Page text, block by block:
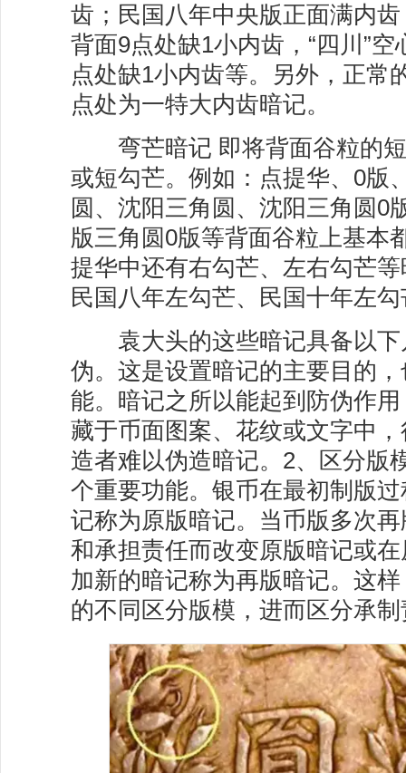
齿；民国八年中央版正面满内
背面9点处缺1小内齿，“四川”
点处缺1小内齿等。另外，正常
点处为一特大内齿暗记。
弯芒暗记 即将背面谷粒的
或短勾芒。例如：点提华、0版
圆、沈阳三角圆、沈阳三角圆0
版三角圆0版等背面谷粒上基本
提华中还有右勾芒、左右勾芒
民国八年左勾芒、民国十年左
袁大头的这些暗记具备以下
伪。这是设置暗记的主要目的
能。暗记之所以能起到防伪作
藏于币面图案、花纹或文字中
造者难以伪造暗记。2、区分版
个重要功能。银币在最初制版
记称为原版暗记。当币版多次
和承担责任而改变原版暗记或
加新的暗记称为再版暗记。这
的不同区分版模，进而区分承